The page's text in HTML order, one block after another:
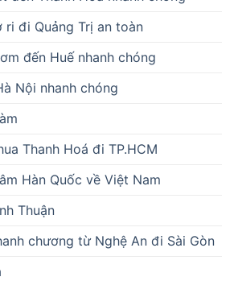
ri đi Quảng Trị an toàn
đến Huế nhanh chóng
Nội nhanh chóng
Thanh Hoá đi TP.HCM
Hàn Quốc về Việt Nam
Thuận
chương từ Nghệ An đi Sài Gòn